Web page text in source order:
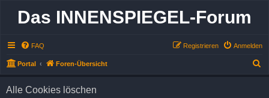
Das INNENSPIEGEL-Forum
FAQ Anmelden
Registrieren
Portal Foren-Übersicht
Alle Cookies löschen